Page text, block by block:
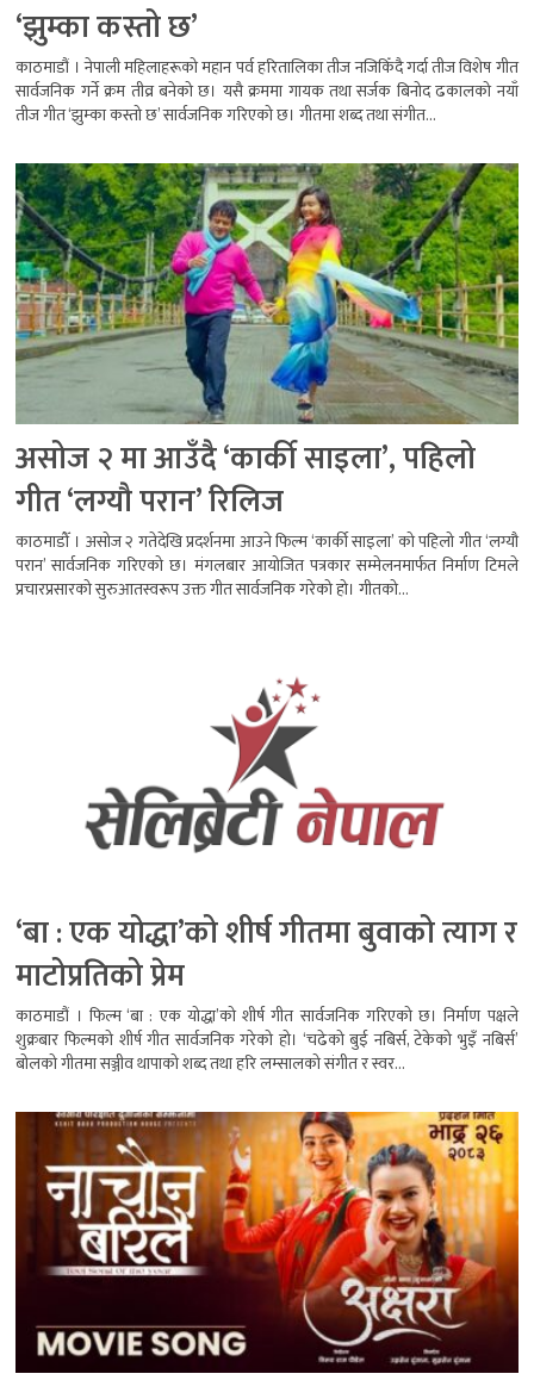
‘झुम्का कस्तो छ’
काठमाडौं । नेपाली महिलाहरूको महान पर्व हरितालिका तीज नजिकिँदै गर्दा तीज विशेष गीत
सार्वजनिक गर्ने क्रम तीव्र बनेको छ। यसै क्रममा गायक तथा सर्जक बिनोद ढकालको नयाँ
तीज गीत ‘झुम्का कस्तो छ’ सार्वजनिक गरिएको छ। गीतमा शब्द तथा संगीत...
असोज २ मा आउँदै ‘कार्की साइला’, पहिलो
गीत ‘लग्यौ परान’ रिलिज
काठमाडौँ । असोज २ गतेदेखि प्रदर्शनमा आउने फिल्म ‘कार्की साइला’ को पहिलो गीत ‘लग्यौ
परान’ सार्वजनिक गरिएको छ। मंगलबार आयोजित पत्रकार सम्मेलनमार्फत निर्माण टिमले
प्रचारप्रसारको सुरुआतस्वरूप उक्त गीत सार्वजनिक गरेको हो। गीतको...
‘बा : एक योद्धा’को शीर्ष गीतमा बुवाको त्याग र
माटोप्रतिको प्रेम
काठमाडौं । फिल्म ‘बा : एक योद्धा’को शीर्ष गीत सार्वजनिक गरिएको छ। निर्माण पक्षले
शुक्रबार फिल्मको शीर्ष गीत सार्वजनिक गरेको हो। ‘चढेको बुई नबिर्स, टेकेको भुइँ नबिर्स’
बोलको गीतमा सञ्जीव थापाको शब्द तथा हरि लम्सालको संगीत र स्वर...